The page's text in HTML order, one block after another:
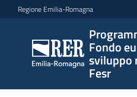
Vai al contenuto
Vai alla navigazione
Vai al footer
Regione Emilia-Romagna
Fondo
sviluppo
Fesr
Programma
regionale
Fondo
europeo di